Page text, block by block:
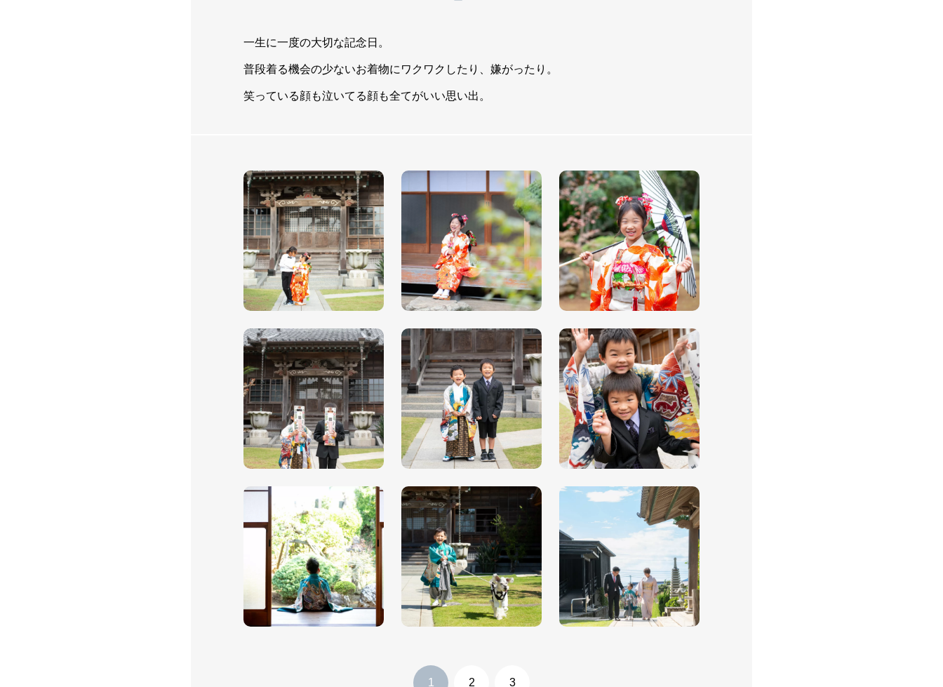
一生に一度の大切な記念日。
普段着る機会の少ないお着物にワクワクしたり、嫌がったり。
笑っている顔も泣いてる顔も全てがいい思い出。